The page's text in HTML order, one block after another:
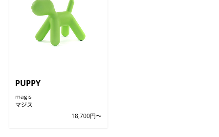
PUPPY
magis
マジス
18,700円〜